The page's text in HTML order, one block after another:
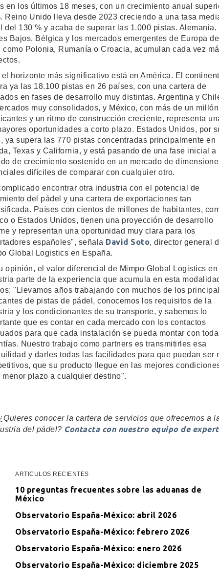
en los últimos 18 meses, con un crecimiento anual
Reino Unido lleva desde 2023 creciendo a una tasa
del 130 % y acaba de superar las 1.000 pistas. Alemania,
Bajos, Bélgica y los mercados emergentes de Europa
como Polonia, Rumanía o Croacia, acumulan cada vez
el horizonte más significativo está en América. El
ya las 18.100 pistas en 26 países, con una cartera de
en fases de desarrollo muy distintas. Argentina y
muy consolidados, y México, con más de un
y un ritmo de construcción creciente, representa
oportunidades a corto plazo. Estados Unidos, por
ya supera las 770 pistas concentradas principalmente en
Texas y California, y está pasando de una fase inicial a
de crecimiento sostenido en un mercado de
difíciles de comparar con cualquier otro.
encontrar otra industria con el potencial de
del pádel y una cartera de exportaciones tan
Países con cientos de millones de habitantes,
o Estados Unidos, tienen una proyección de desarrollo
y representan una oportunidad muy clara para los
españoles", señala David Soto, director general
Global Logistics en España.
opinión, el valor diferencial de Mimpo Global Logistics en
parte de la experiencia que acumula en esta
"Llevamos años trabajando con muchos de los
de pistas de pádel, conocemos los requisitos de la
y los condicionantes de su transporte, y sabemos lo
que es contar en cada mercado con los contactos
para que cada instalación se pueda montar con
Nuestro trabajo como partners es transmitirles esa
y darles todas las facilidades para que puedan ser
que su producto llegue en las mejores
menor plazo a cualquier destino".
conocer la cartera de servicios que ofrecemos a
del pádel? Contacta con nuestro equipo de
ARTICULOS RECIENTES
10 preguntas frecuentes sobre las aduanas de
México
Observatorio España-México: abril 2026
Observatorio España-México: febrero 2026
Observatorio España-México: enero 2026
Observatorio España-México: diciembre 2025